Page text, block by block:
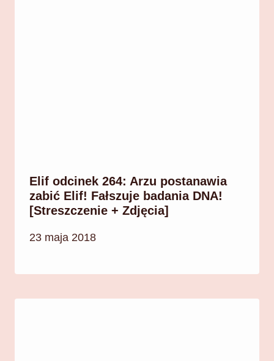
Elif odcinek 264: Arzu postanawia
zabić Elif! Fałszuje badania DNA!
[Streszczenie + Zdjęcia]
23 maja 2018